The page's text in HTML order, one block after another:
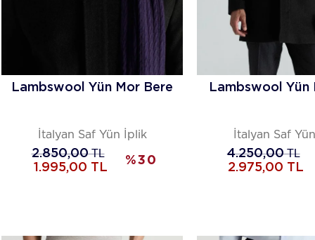
Lambswool Yün Mor Bere
İtalyan Saf Yün İplik
2.850,00TL
1.995,00 TL
%30
Lambswool Yün
İtalyan Saf
4.250,00TL
2.975,00 TL